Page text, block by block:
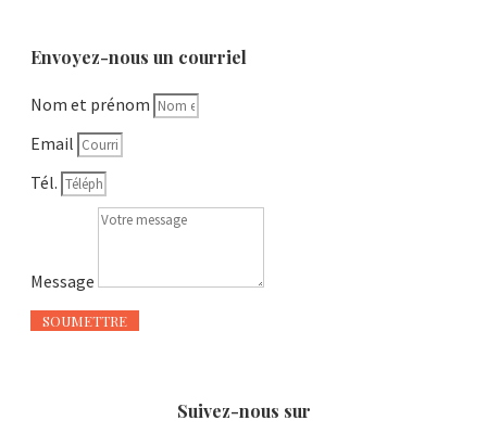
Envoyez-nous un courriel
Nom et prénom
Email
Tél.
Message
SOUMETTRE
Suivez-nous sur